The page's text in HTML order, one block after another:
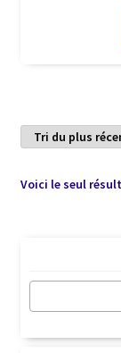
Voici le seul